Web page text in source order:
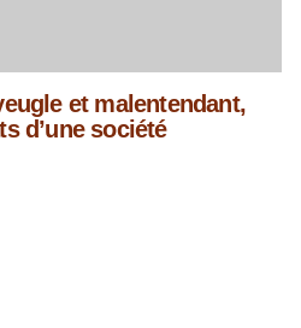
et malentendant,
d’une société